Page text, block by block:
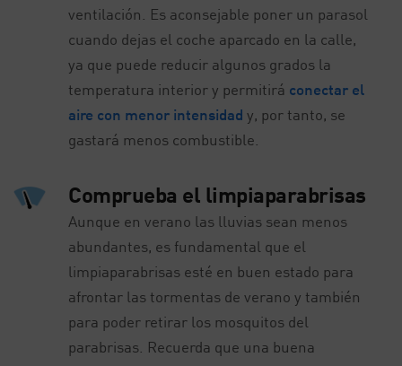
ventilación. Es aconsejable poner un parasol
cuando dejas el coche aparcado en la calle,
ya que puede reducir algunos grados la
temperatura interior y permitirá conectar el
aire con menor intensidad y, por tanto, se
gastará menos combustible.
Comprueba el limpiaparabrisas
Aunque en verano las lluvias sean menos
abundantes, es fundamental que el
limpiaparabrisas esté en buen estado para
afrontar las tormentas de verano y también
para poder retirar los mosquitos del
parabrisas. Recuerda que una buena